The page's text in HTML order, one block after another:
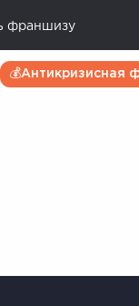
франшизу
💰Антикризисная